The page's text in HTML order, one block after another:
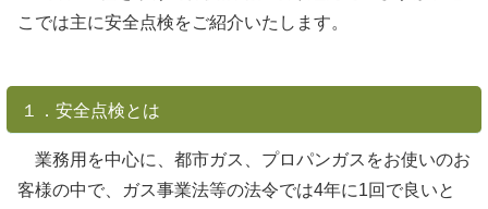
こでは主に安全点検をご紹介いたします。
１．安全点検とは
業務用を中心に、都市ガス、プロパンガスをお使いのお
客様の中で、ガス事業法等の法令では4年に1回で良いと